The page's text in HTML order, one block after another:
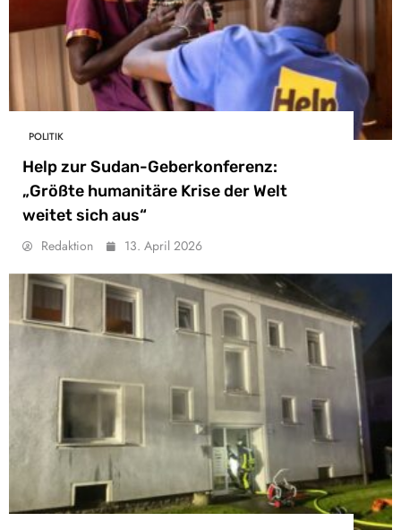
POLITIK
Help zur Sudan-Geberkonferenz:
„Größte humanitäre Krise der Welt
weitet sich aus“
Redaktion 13. April 2026